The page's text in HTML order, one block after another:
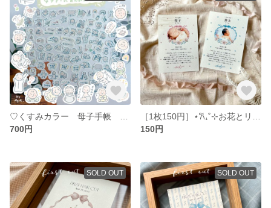
700円
150円
SOLD OUT SOLD OUT